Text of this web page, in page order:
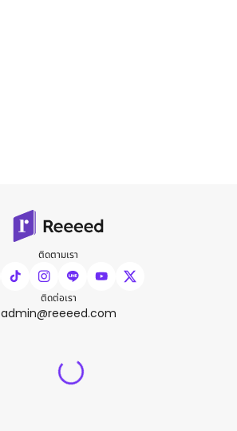
ติดตามเรา
ติดต่อเรา
admin@reeeed.com